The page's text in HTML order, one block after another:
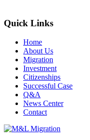
Quick Links
Home
About Us
Migration
Investment
Citizenships
Successful Case
Q&A
News Center
Contact